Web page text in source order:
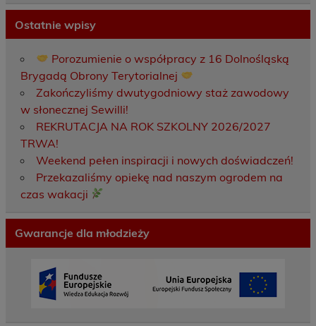
Ostatnie wpisy
Porozumienie o współpracy z 16 Dolnośląską
Brygadą Obrony Terytorialnej
Zakończyliśmy dwutygodniowy staż zawodowy
w słonecznej Sewilli!
REKRUTACJA NA ROK SZKOLNY 2026/2027
TRWA!
Weekend pełen inspiracji i nowych doświadczeń!
Przekazaliśmy opiekę nad naszym ogrodem na
czas wakacji
Gwarancje dla młodzieży